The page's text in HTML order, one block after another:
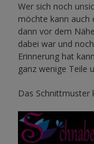
Wer sich noch
möchte kann auch
dann vor dem
dabei war und
Erinnerung hat
ganz wenige Teile
Das Schnittmuster